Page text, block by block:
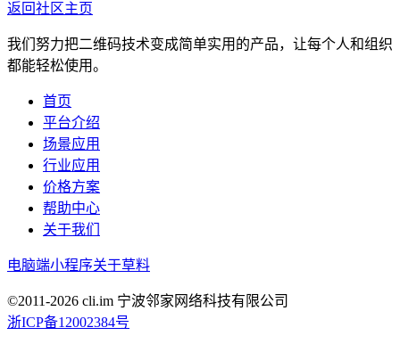
返回社区主页
我们努力把二维码技术变成简单实用的产品，让每个人和组织
都能轻松使用。
首页
平台介绍
场景应用
行业应用
价格方案
帮助中心
关于我们
电脑端小程序关于草料
©2011-2026 cli.im 宁波邻家网络科技有限公司
浙ICP备12002384号